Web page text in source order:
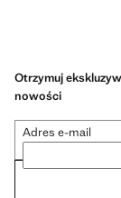
Otrzymuj
nowości
Adres e-mail